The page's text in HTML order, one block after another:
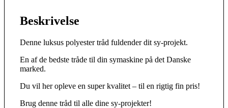
Beskrivelse
Denne luksus polyester tråd fuldender dit sy-projekt.
En af de bedste tråde til din symaskine på det Danske
marked.
Du vil her opleve en super kvalitet – til en rigtig fin pris!
Brug denne tråd til alle dine sy-projekter!